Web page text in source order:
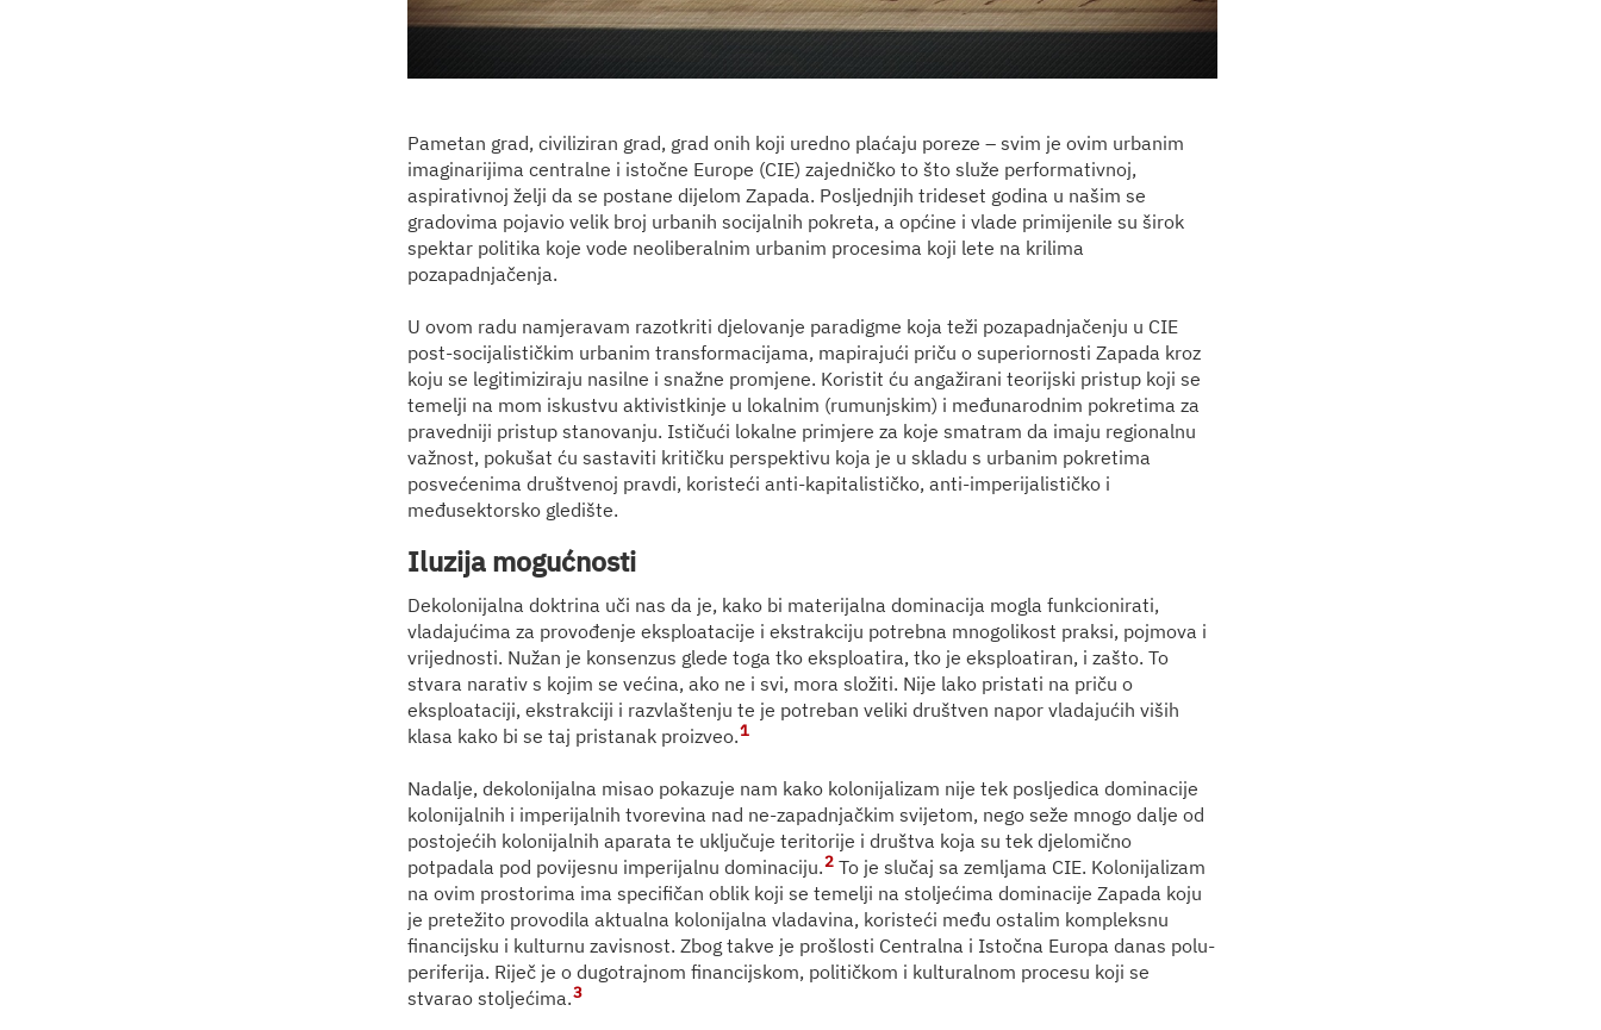
Pametan grad, civiliziran grad, grad onih koji uredno plaćaju poreze – svim je ovim urbanim
imaginarijima centralne i istočne Europe (CIE) zajedničko to što služe performativnoj,
aspirativnoj želji da se postane dijelom Zapada. Posljednjih trideset godina u našim se
gradovima pojavio velik broj urbanih socijalnih pokreta, a općine i vlade primijenile su širok
spektar politika koje vode neoliberalnim urbanim procesima koji lete na krilima
pozapadnjačenja.
U ovom radu namjeravam razotkriti djelovanje paradigme koja teži pozapadnjačenju u CIE
post-socijalističkim urbanim transformacijama, mapirajući priču o superiornosti Zapada kroz
koju se legitimiziraju nasilne i snažne promjene. Koristit ću angažirani teorijski pristup koji se
temelji na mom iskustvu aktivistkinje u lokalnim (rumunjskim) i međunarodnim pokretima za
pravedniji pristup stanovanju. Ističući lokalne primjere za koje smatram da imaju regionalnu
važnost, pokušat ću sastaviti kritičku perspektivu koja je u skladu s urbanim pokretima
posvećenima društvenoj pravdi, koristeći anti-kapitalističko, anti-imperijalističko i
međusektorsko gledište.
Iluzija mogućnosti
Dekolonijalna doktrina uči nas da je, kako bi materijalna dominacija mogla funkcionirati,
vladajućima za provođenje eksploatacije i ekstrakciju potrebna mnogolikost praksi, pojmova i
vrijednosti. Nužan je konsenzus glede toga tko eksploatira, tko je eksploatiran, i zašto. To
stvara narativ s kojim se većina, ako ne i svi, mora složiti. Nije lako pristati na priču o
eksploataciji, ekstrakciji i razvlaštenju te je potreban veliki društven napor vladajućih viših
klasa kako bi se taj pristanak proizveo.1
Nadalje, dekolonijalna misao pokazuje nam kako kolonijalizam nije tek posljedica dominacije
kolonijalnih i imperijalnih tvorevina nad ne-zapadnjačkim svijetom, nego seže mnogo dalje od
postojećih kolonijalnih aparata te uključuje teritorije i društva koja su tek djelomično
potpadala pod povijesnu imperijalnu dominaciju.2To je slučaj sa zemljama CIE. Kolonijalizam
na ovim prostorima ima specifičan oblik koji se temelji na stoljećima dominacije Zapada koju
je pretežito provodila aktualna kolonijalna vladavina, koristeći među ostalim kompleksnu
financijsku i kulturnu zavisnost. Zbog takve je prošlosti Centralna i Istočna Europa danas polu-
periferija. Riječ je o dugotrajnom financijskom, političkom i kulturalnom procesu koji se
stvarao stoljećima.3